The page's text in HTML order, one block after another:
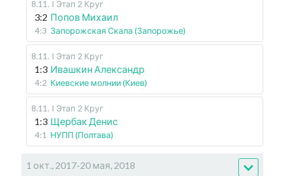
8.11 . I Этап 2 Круг
3:2 Попов Михаил
4:3 Запорожская Скала (Запорожье)
8.11 . I Этап 2 Круг
1:3 Ивашкин Александр
4:2 Киевские молнии (Киев)
8.11 . I Этап 2 Круг
1:3 Щербак Денис
4:1 НУПП (Полтава)
1 окт., 2017-20 мая, 2018